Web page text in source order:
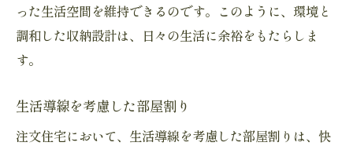
った生活空間を維持できるのです。このように、環境と
調和した収納設計は、日々の生活に余裕をもたらしま
す。
生活導線を考慮した部屋割り
注文住宅において、生活導線を考慮した部屋割りは、快